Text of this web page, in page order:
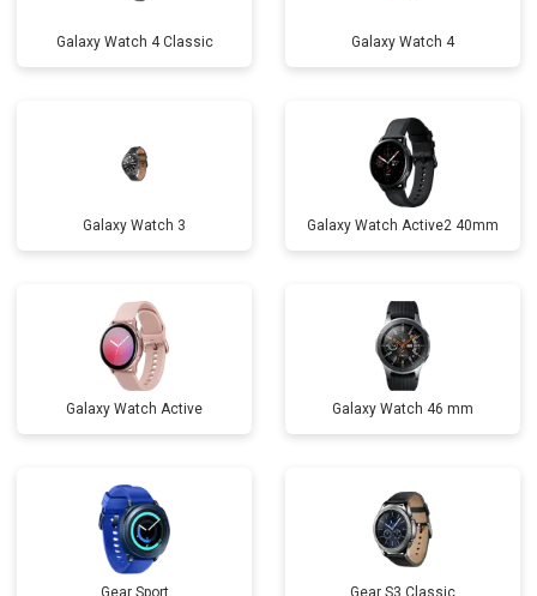
Galaxy Watch 4 Classic Galaxy Watch 4
Galaxy Watch 3 Galaxy Watch Active2 40mm
Galaxy Watch Active Galaxy Watch 46 mm
Gear Sport Gear S3 Classic